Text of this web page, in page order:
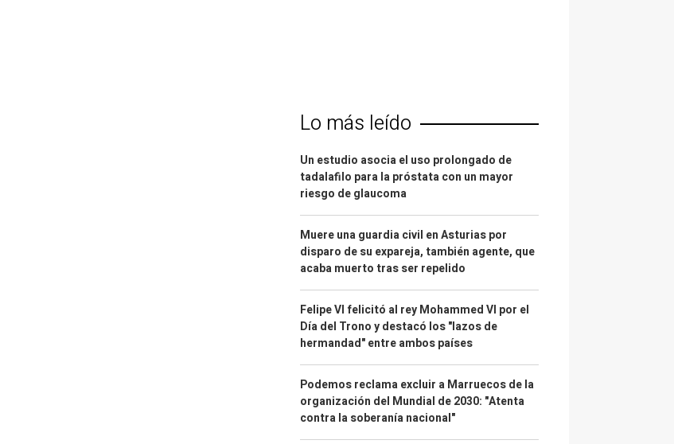
Lo más leído
Un estudio asocia el uso prolongado de
tadalafilo para la próstata con un mayor
riesgo de glaucoma
Muere una guardia civil en Asturias por
disparo de su expareja, también agente, que
acaba muerto tras ser repelido
Felipe VI felicitó al rey Mohammed VI por el
Día del Trono y destacó los "lazos de
hermandad" entre ambos países
Podemos reclama excluir a Marruecos de la
organización del Mundial de 2030: "Atenta
contra la soberanía nacional"